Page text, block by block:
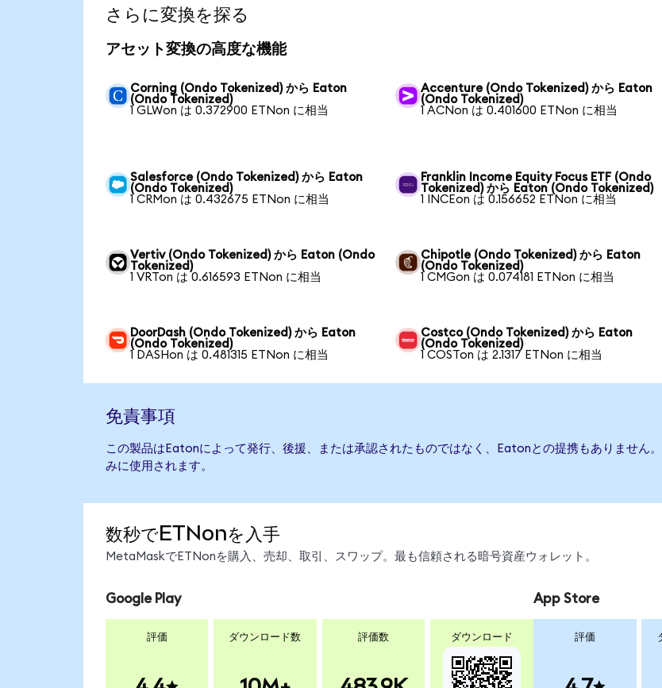
さらに変換を探る
アセット変換の高度な機能
Corning (Ondo Tokenized) から Eaton
(Ondo Tokenized)
1 GLWon は 0.372900 ETNon に相当
Accenture (Ondo Tokenized) から Eaton
(Ondo Tokenized)
1 ACNon は 0.401600 ETNon に相当
Salesforce (Ondo Tokenized) から Eaton
(Ondo Tokenized)
1 CRMon は 0.432675 ETNon に相当
Franklin Income Equity Focus ETF (Ondo
Tokenized) から Eaton (Ondo Tokenized)
1 INCEon は 0.156652 ETNon に相当
Vertiv (Ondo Tokenized) から Eaton (Ondo
Tokenized)
1 VRTon は 0.616593 ETNon に相当
Chipotle (Ondo Tokenized) から Eaton
(Ondo Tokenized)
1 CMGon は 0.074181 ETNon に相当
DoorDash (Ondo Tokenized) から Eaton
(Ondo Tokenized)
1 DASHon は 0.481315 ETNon に相当
Costco (Ondo Tokenized) から Eaton
(Ondo Tokenized)
1 COSTon は 2.1317 ETNon に相当
免責事項
この製品はEatonによって発行、後援、または承認されたものではなく、Eatonとの提携もありません
みに使用されます。
数秒でETNonを入手
MetaMaskでETNonを購入、売却、取引、スワップ。最も信頼される暗号資産ウォレット。
Google Play
評価 ダウンロード数 評価数 ダウンロード
App Store
評価